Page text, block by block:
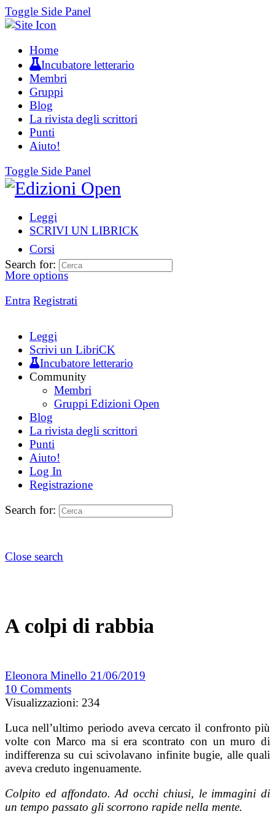
Toggle Side Panel
Home
Incubatore letterario
Membri
Gruppi
Blog
La rivista degli scrittori
Punti
Aiuto!
Toggle Side Panel
Leggi
SCRIVI UN LIBRICK
Corsi
More options
Entra Registrati
Search for:
Leggi
Scrivi un LibriCK
Incubatore letterario
Community
Membri
Gruppi Edizioni Open
Blog
La rivista degli scrittori
Punti
Aiuto!
Log In
Registrazione
Search for:
Close search
A colpi di rabbia
Eleonora Minello 21/06/2019
10 Comments
Visualizzazioni: 234
Luca nell’ultimo periodo aveva cercato il confronto più
volte con Marco ma si era scontrato con un muro di
indifferenza su cui scivolavano infinite bugie, alle quali
aveva creduto ingenuamente.
Colpito ed affondato. Ad occhi chiusi, le immagini di
un tempo passato gli scorrono rapide nella mente.